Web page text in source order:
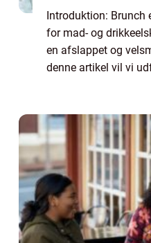
Introduktion:
for mad- og
en afslappet og
denne artikel vil vi